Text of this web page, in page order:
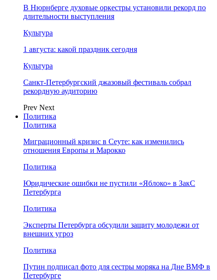
В Нюрнберге духовые оркестры установили рекорд по
длительности выступления
Культура
1 августа: какой праздник сегодня
Культура
Санкт-Петербургский джазовый фестиваль собрал
рекордную аудиторию
Prev Next
Политика
Политика
Миграционный кризис в Сеуте: как изменились
отношения Европы и Марокко
Политика
Юридические ошибки не пустили «Яблоко» в ЗакС
Петербурга
Политика
Эксперты Петербурга обсудили защиту молодежи от
внешних угроз
Политика
Путин подписал фото для сестры моряка на Дне ВМФ в
Петербурге